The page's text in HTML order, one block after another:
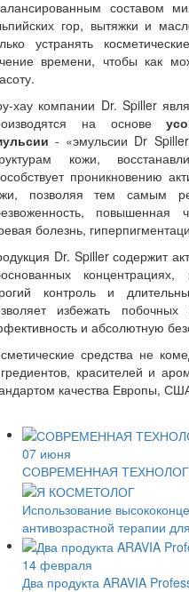
составом
гор, вытяжки и
устранять
времени, чтобы как
хау компании Dr. Spiller
на основе
- «эмульсии Dr
кожи,
проникновению
позволяя тем самым
повышенная
болезнь,
Dr. Spiller содержит
контроль и
избежать
и абсолютную
средства не
красителей и
качества Европы,
07 июня
СОВРЕМЕННАЯ
Использование
антивозрастной терапии
14 февраля
Два продукта ARAVIA